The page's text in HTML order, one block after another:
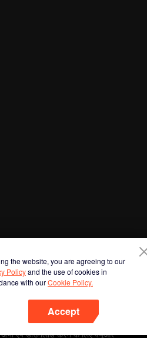
the website, you are agreeing to our
Policyand the use of cookies in
with ourCookie Policy.
Accept
अभी ऐप डाउनलोड करने के लिए क्यूआर